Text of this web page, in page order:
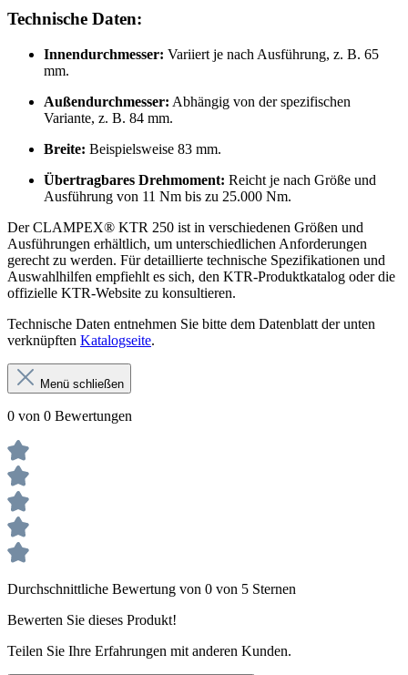
Technische Daten:
Innendurchmesser: Variiert je nach Ausführung, z. B. 65
mm.
Außendurchmesser: Abhängig von der spezifischen
Variante, z. B. 84 mm.
Breite: Beispielsweise 83 mm.
Übertragbares Drehmoment: Reicht je nach Größe und
Ausführung von 11 Nm bis zu 25.000 Nm.
Der CLAMPEX® KTR 250 ist in verschiedenen Größen und
Ausführungen erhältlich, um unterschiedlichen Anforderungen
gerecht zu werden. Für detaillierte technische Spezifikationen und
Auswahlhilfen empfiehlt es sich, den KTR-Produktkatalog oder die
offizielle KTR-Website zu konsultieren.
Technische Daten entnehmen Sie bitte dem Datenblatt der unten
verknüpften Katalogseite.
Menü schließen
0 von 0 Bewertungen
Durchschnittliche Bewertung von 0 von 5 Sternen
Bewerten Sie dieses Produkt!
Teilen Sie Ihre Erfahrungen mit anderen Kunden.